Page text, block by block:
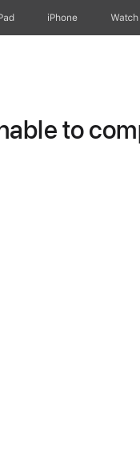
iPhone Watch
to